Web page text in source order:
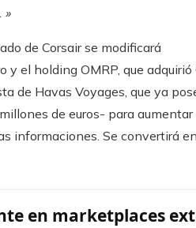
»
de Corsair se modificará
el holding OMRP, que adquirió
de Havas Voyages, que ya
de euros- para aumentar
informaciones. Se convertirá
en marketplaces